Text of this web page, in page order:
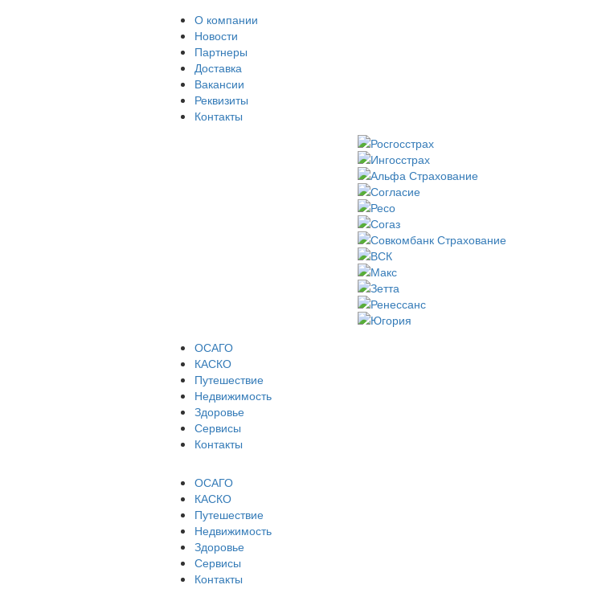
О компании
Новости
Партнеры
Доставка
Вакансии
Реквизиты
Контакты
ОСАГО
КАСКО
Путешествие
Недвижимость
Здоровье
Сервисы
Контакты
ОСАГО
КАСКО
Путешествие
Недвижимость
Здоровье
Сервисы
Контакты